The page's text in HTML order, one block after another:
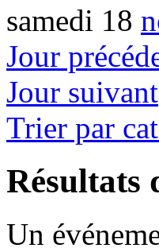
samedi 18
Jour
Jour suivant
Trier par
Résultats
Un